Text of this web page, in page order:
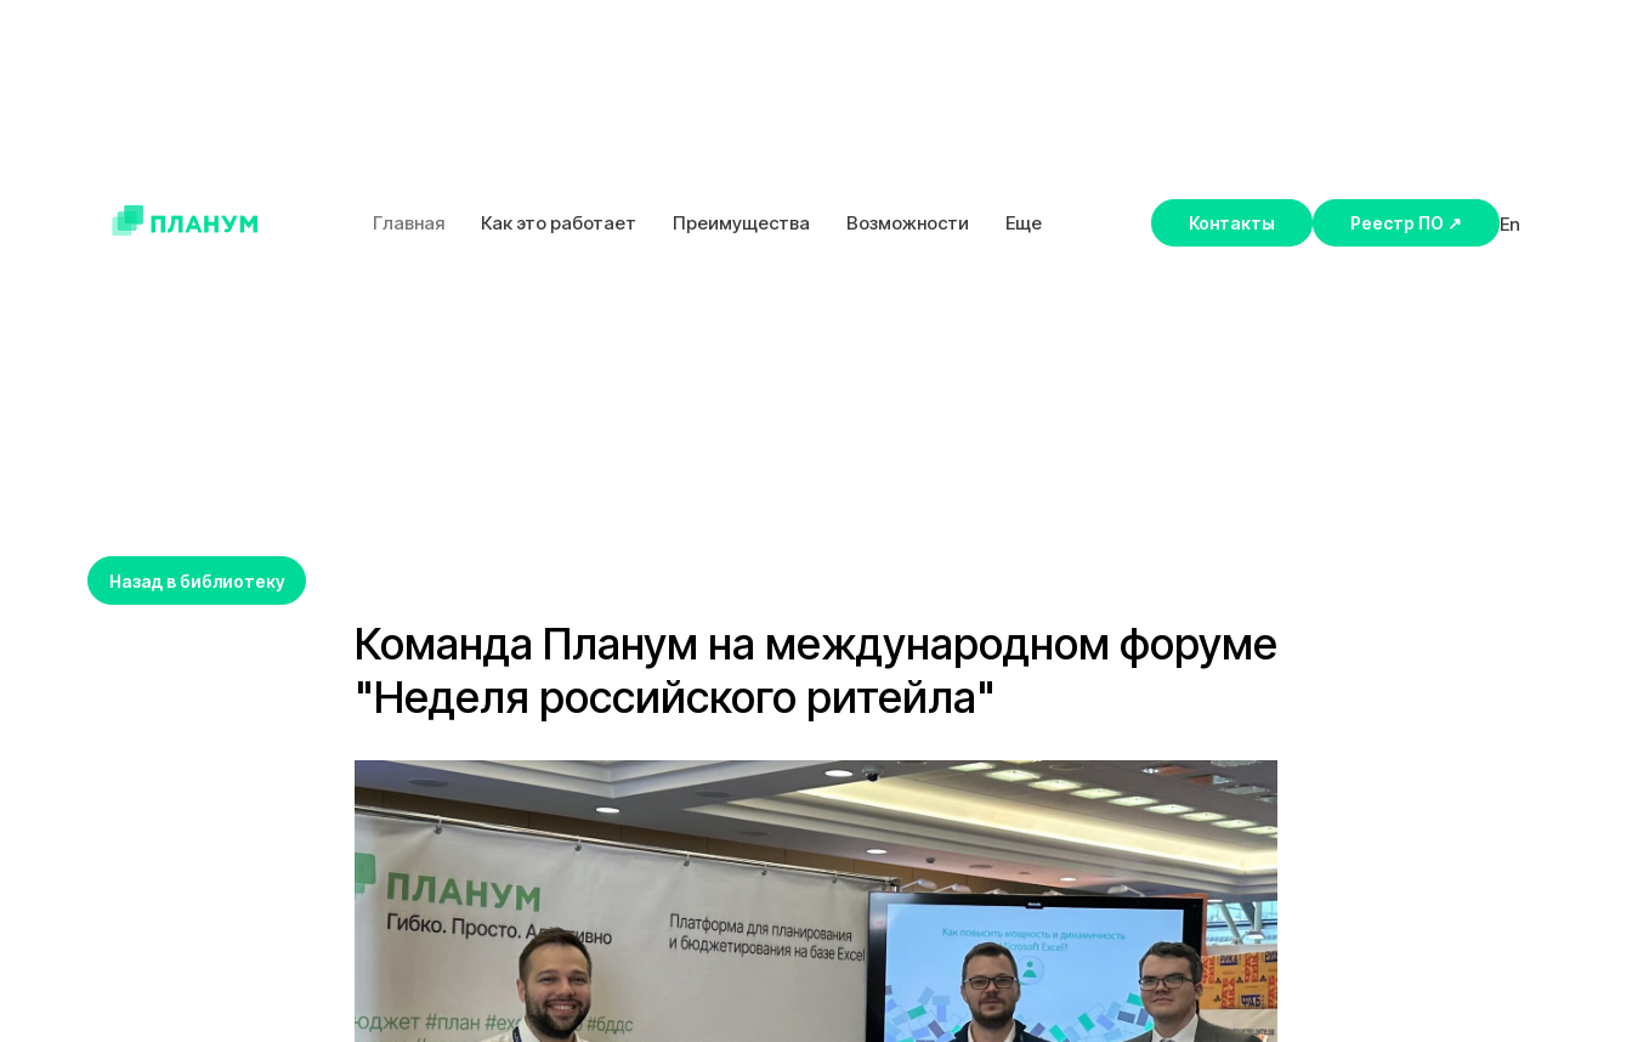
Главная Как это работает Преимущества Возможности Еще Контакты Реестр ПО ↗ En
Назад в библиотеку
Команда Планум на международном форуме
"Неделя российского ритейла"